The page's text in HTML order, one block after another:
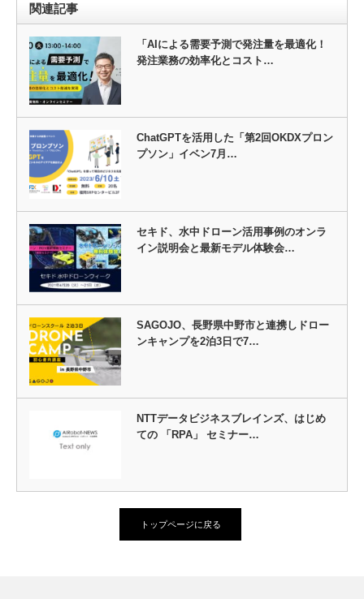
関連記事
「AIによる需要予測で発注量を最適化！
発注業務の効率化とコスト…
ChatGPTを活用した「第2回OKDXプロン
プソン」イベン7月…
セキド、水中ドローン活用事例のオンラ
イン説明会と最新モデル体験会…
SAGOJO、長野県中野市と連携しドロー
ンキャンプを2泊3日で7…
NTTデータビジネスブレインズ、はじめ
ての 「RPA」 セミナー…
トップページに戻る